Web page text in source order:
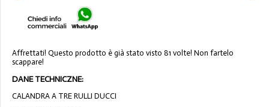
Affrettati! Questo prodotto è già stato visto 81 volte! Non fartelo
scappare!
DANE TECHNICZNE:
CALANDRA A TRE RULLI DUCCI